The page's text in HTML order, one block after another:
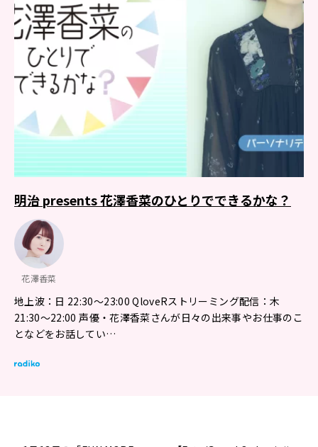
明治 presents 花澤香菜のひとりでできるかな？
花澤香菜
地上波：日 22:30～23:00 QloveRストリーミング配信：木
21:30～22:00 声優・花澤香菜さんが日々の出来事やお仕事のこ
となどをお話してい…